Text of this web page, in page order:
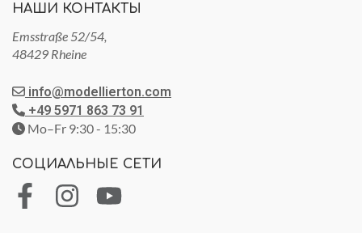
НАШИ КОНТАКТЫ
Emsstraße 52/54,
48429 Rheine
info@modellierton.com
+49 5971 863 73 91
Mo–Fr 9:30 - 15:30
СОЦИАЛЬНЫЕ СЕТИ